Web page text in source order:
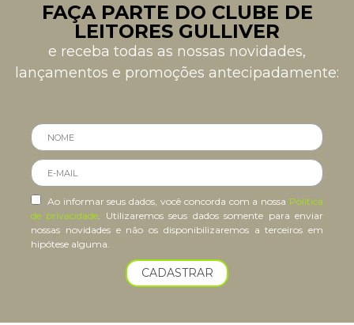
FAÇA PARTE DO CLUBE DE
LEITORES GULLIVER
e receba todas as nossas novidades,
lançamentos e promoções antecipadamente:
Ao informar seus dados, você concorda com a nossa Política
de privacidade. Utilizaremos seus dados somente para enviar
nossas novidades e não os disponibilizaremos a terceiros em
hipótese alguma.
CADASTRAR